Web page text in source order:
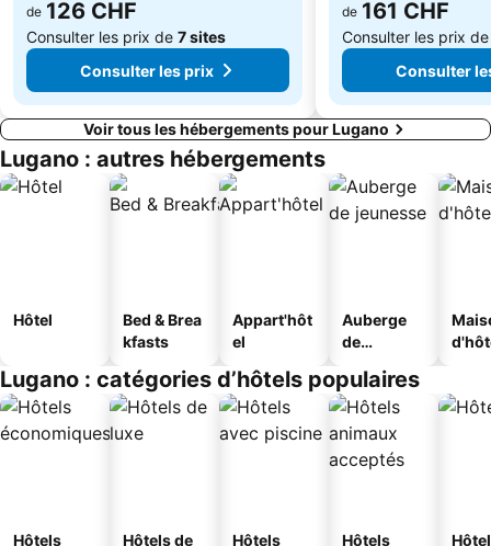
de 126 CHF
Consulter les prix de 7 sites
Consulter les prix
de 161 CHF
Consulter les prix
Consulter
Voir tous les hébergements pour Lugano
Lugano : autres hébergements
Hôtel
Bed & Brea
kfasts
Appart'hôt
el
Auberge
de
Lugano : catégories d’hôtels populaires
Hôtels
Hôtels de
Hôtels
Hôtels